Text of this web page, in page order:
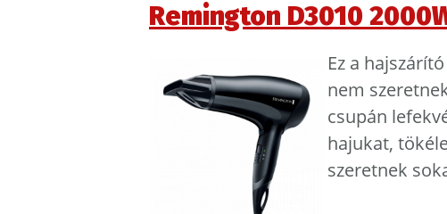
Remington D3010
Ez a
nem
csupán
hajukat,
szeretnek